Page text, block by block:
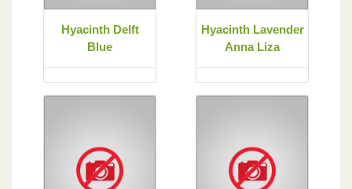
Hyacinth Delft
Blue
Hyacinth Lavender
Anna Liza